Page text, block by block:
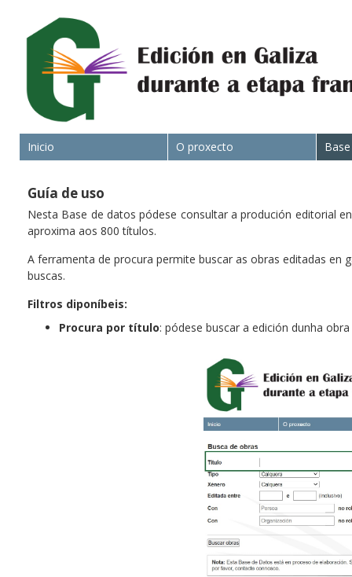
Inicio O proxecto
Guía de uso
Nesta Base de datos pódese consultar a produción editorial
aproxima aos 800 títulos.
A ferramenta de procura permite buscar as obras editadas
buscas.
Filtros diponíbeis:
Procura por título: pódese buscar a edición dunha